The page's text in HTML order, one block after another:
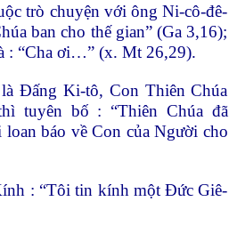
trò chuyện với ông Ni-cô-đê-
ban cho thế gian” (Ga 3,16);
: “Cha ơi…” (x. Mt 26,29).
Ki-tô, Con Thiên Chúa
tuyên bố : “Thiên Chúa đã
báo về Con của Người cho
: “Tôi tin kính một Đức Giê-